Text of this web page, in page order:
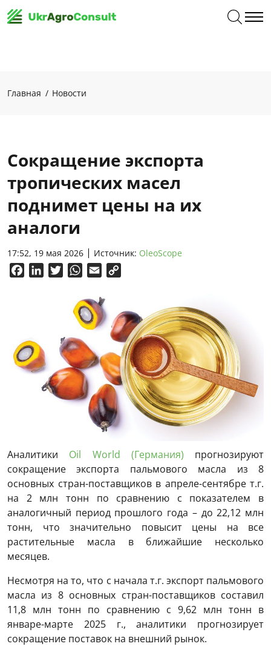
Главная Новости
Сокращение экспорта
тропических масел
поднимет цены на их
аналоги
17:52, 19 мая 2026 Источник: OleoScope
FacebookLinkedInTwitterWhatsApp
Email
Аналитики Oil World (Германия) прогнозируют
сокращение экспорта пальмового масла из 8
основных стран-поставщиков в апреле-сентябре т.г.
на 2 млн тонн по сравнению с показателем в
аналогичный период прошлого года – до 22,12 млн
тонн, что значительно повысит цены на все
растительные масла в ближайшие несколько
месяцев.
Несмотря на то, что с начала т.г. экспорт пальмового
масла из 8 основных стран-поставщиков составил
11,8 млн тонн по сравнению с 9,62 млн тонн в
январе-марте 2025 г., аналитики прогнозирует
сокращение поставок на внешний рынок.